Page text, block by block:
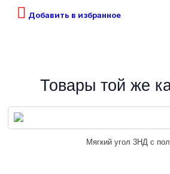
Добавить в избранное
Товары той же
Мягкий угол 3НД с